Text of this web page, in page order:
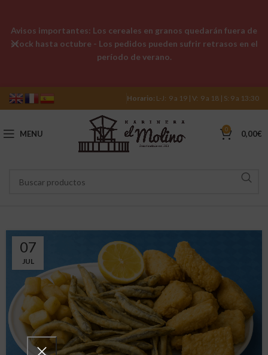
Horario: L-J: 9 a 19 | V: 9 a 18 | S: 9 a 13:30
MENU 0 0,00€
07
JUL
Avisos importantes: Los cereales en granos quedarán fuera de
stock hasta octubre - Los pedidos pueden sufrir retrasos en el
período de verano.